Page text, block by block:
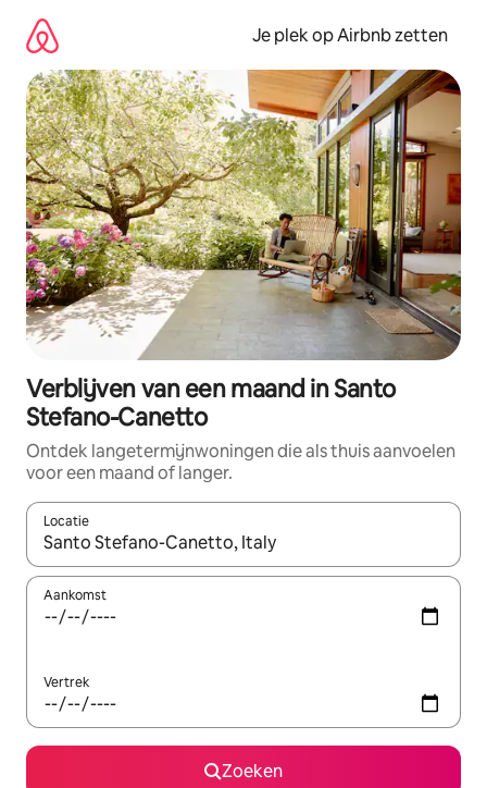
direct
naar
inhoud
Je plek op Airbnb zetten
Verblijven van een maand in Santo
Stefano-Canetto
Ontdek langetermijnwoningen die als thuis aanvoelen
voor een maand of langer.
Locatie
Wanneer er resultaten beschikbaar zijn, maak je een keuze
Aankomst
Vertrek
Zoeken